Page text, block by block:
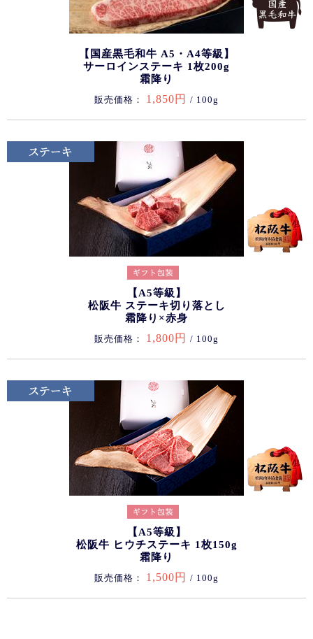
【国産黒毛和牛 A5・A4等級】
サーロインステーキ 1枚200g
霜降り
販売価格： 1,850円 / 100g
【A5等級】
松阪牛 ステーキ切り落とし
霜降り×赤身
販売価格： 1,800円 / 100g
【A5等級】
松阪牛 ヒウチステーキ 1枚150g
霜降り
販売価格： 1,500円 / 100g